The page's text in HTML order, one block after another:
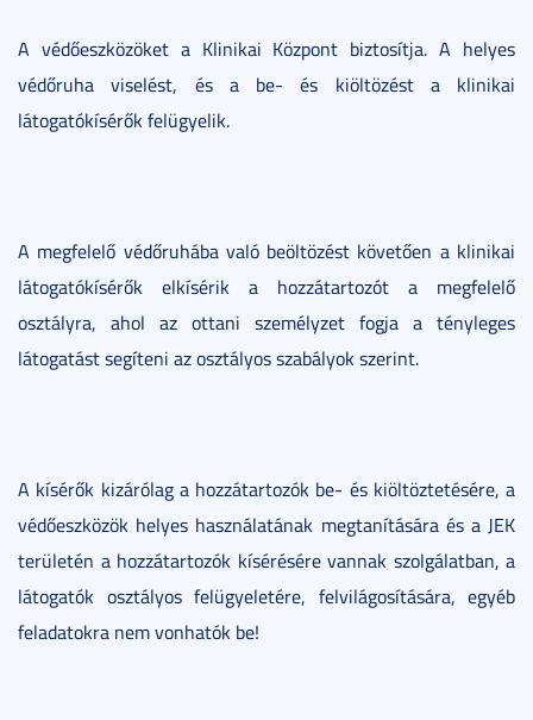
A védőeszközöket a Klinikai Központ biztosítja. A helyes
védőruha viselést, és a be- és kiöltözést a klinikai
látogatókísérők felügyelik.
A megfelelő védőruhába való beöltözést követően a klinikai
látogatókísérők elkísérik a hozzátartozót a megfelelő
osztályra, ahol az ottani személyzet fogja a tényleges
látogatást segíteni az osztályos szabályok szerint.
A kísérők kizárólag a hozzátartozók be- és kiöltöztetésére, a
védőeszközök helyes használatának megtanítására és a JEK
területén a hozzátartozók kísérésére vannak szolgálatban, a
látogatók osztályos felügyeletére, felvilágosítására, egyéb
feladatokra nem vonhatók be!